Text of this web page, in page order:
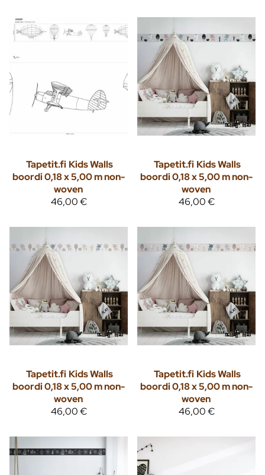
Tapetit.fi Kids Walls
boordi 0,18 x 5,00 m non-
woven
46,00 €
Tapetit.fi Kids Walls
boordi 0,18 x 5,00 m non-
woven
46,00 €
Tapetit.fi Kids Walls
boordi 0,18 x 5,00 m non-
woven
46,00 €
Tapetit.fi Kids Walls
boordi 0,18 x 5,00 m non-
woven
46,00 €